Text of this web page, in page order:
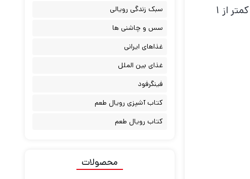
و مصرف چربی های اشباع باید کمتر از ۱۰ درصد از کل انرژی دریافتی و مصرف چربی های ترانس کمتر از ۱
سبک زندگی رویالی
سس و چاشنی ها
غذاهای ایرانی
غذای بین الملل
فینگرفود
کتاب آشپزی رویال طعم
کتاب رویال طعم
محصولات